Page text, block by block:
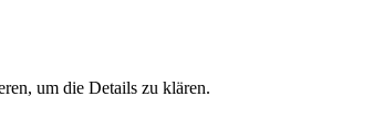
um die Details zu klären.